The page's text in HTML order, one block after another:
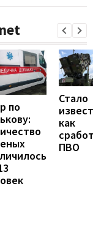
по
Стало
как
ПВО